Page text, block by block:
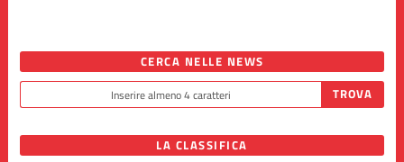
CERCA NELLE NEWS
LA CLASSIFICA